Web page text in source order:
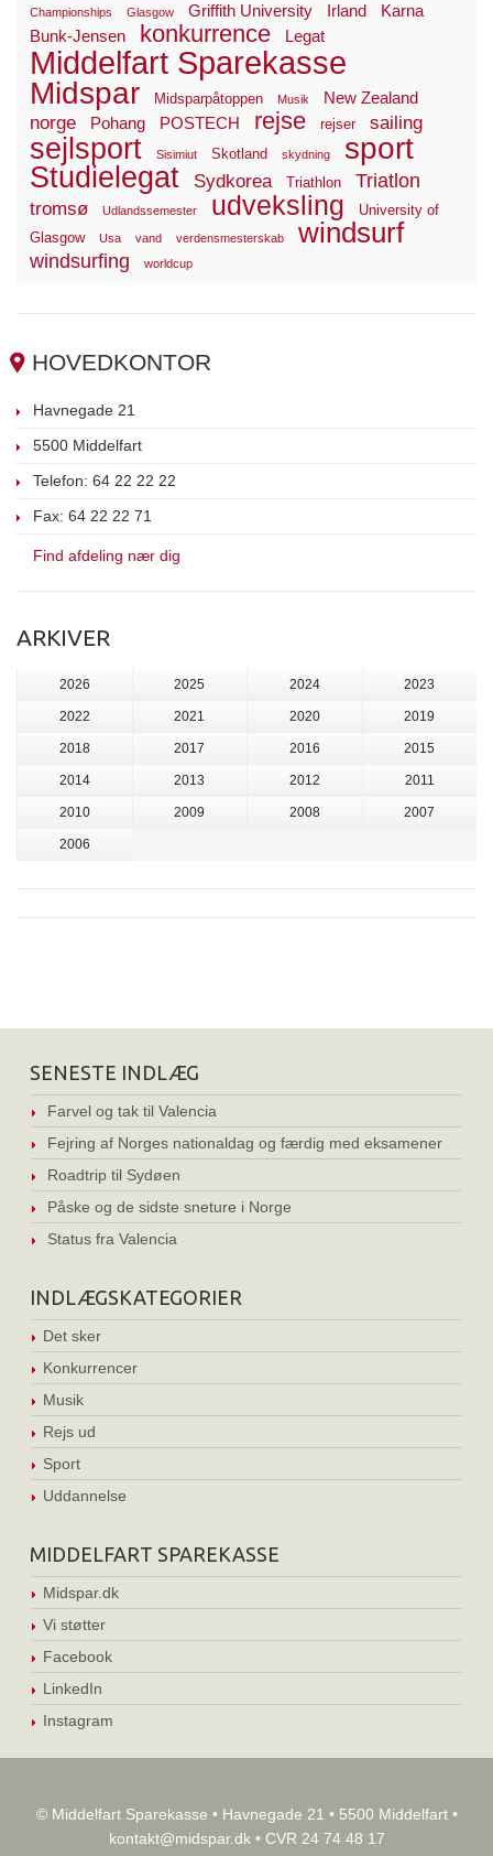
Championships
Glasgow Griffith University Irland
Karna
Bunk-Jensen
konkurrence Legat
Middelfart Sparekasse
Midspar Midsparpåtoppen Musik New Zealand
norge Pohang POSTECH rejse rejser sailing
sejlsport Sisimiut Skotland skydning sport
Studielegat Sydkorea Triathlon Triatlon
tromsø Udlandssemester udveksling
University of
Glasgow
Usa vand verdensmesterskab windsurf
windsurfing worldcup
HOVEDKONTOR
Havnegade 21
5500 Middelfart
Telefon: 64 22 22 22
Fax: 64 22 22 71
Find afdeling nær dig
ARKIVER
2026 2025 2024 2023
2022 2021 2020 2019
2018 2017 2016 2015
2014 2013 2012 2011
2010 2009 2008 2007
2006
SENESTE INDLÆG
Farvel og tak til Valencia
Fejring af Norges nationaldag og færdig med eksamener
Roadtrip til Sydøen
Påske og de sidste sneture i Norge
Status fra Valencia
INDLÆGSKATEGORIER
Det sker
Konkurrencer
Musik
Rejs ud
Sport
Uddannelse
MIDDELFART SPAREKASSE
Midspar.dk
Vi støtter
Facebook
LinkedIn
Instagram
© Middelfart Sparekasse • Havnegade 21 • 5500 Middelfart •
kontakt@midspar.dk• CVR 24 74 48 17